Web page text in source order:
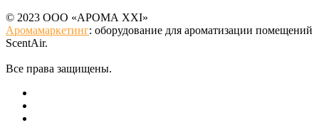
© 2023 ООО «АРОМА XXI»
Аромамаркетинг: оборудование для ароматизации помещений
ScentAir.
Все права защищены.